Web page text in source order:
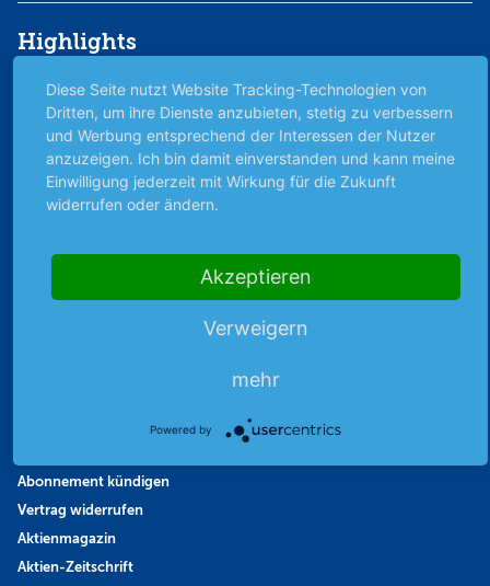
Highlights
Archiv
Börsenbericht
Börsengerüchte
Börsengespräche
Börsennews
Finanzpodcast
Abonnement kündigen
Vertrag widerrufen
Aktienmagazin
Aktien-Zeitschrift
Diese Seite nutzt Website Tracking-Technologien von
Dritten, um ihre Dienste anzubieten, stetig zu verbessern
und Werbung entsprechend der Interessen der Nutzer
anzuzeigen. Ich bin damit einverstanden und kann meine
Einwilligung jederzeit mit Wirkung für die Zukunft
widerrufen oder ändern.
Akzeptieren
Verweigern
mehr
Powered by